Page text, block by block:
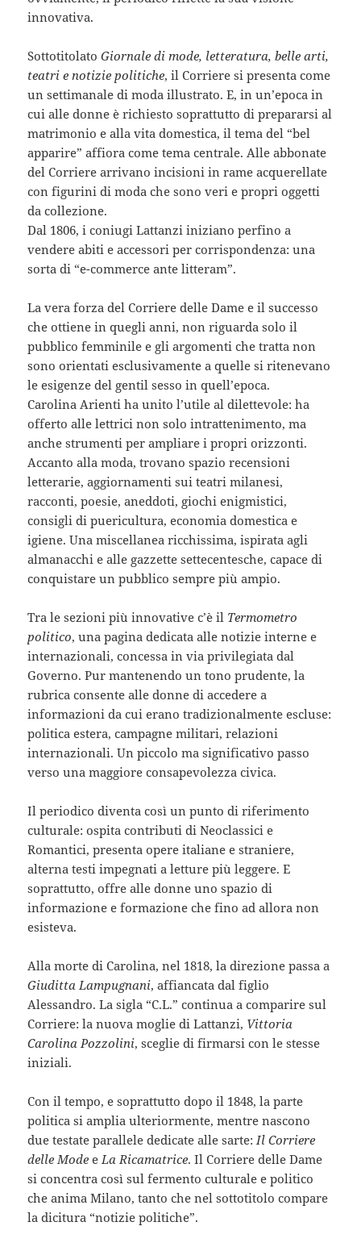
innovativa.
SottotitolatoGiornale di mode, letteratura, belle arti,
teatri e notizie politiche, il Corriere si presenta come
un settimanale di moda illustrato. E, in un’epoca in
cui alle donne è richiesto soprattutto di prepararsi al
matrimonio e alla vita domestica, il tema del “bel
apparire” affiora come tema centrale. Alle abbonate
del Corriere arrivano incisioni in rame acquerellate
con figurini di moda che sono veri e propri oggetti
da collezione.
Dal 1806, i coniugi Lattanzi iniziano perfino a
vendere abiti e accessori per corrispondenza: una
sorta di “e-commerce ante litteram”.
La vera forza del Corriere delle Dame e il successo
che ottiene in quegli anni, non riguarda solo il
pubblico femminile e gli argomenti che tratta non
sono orientati esclusivamente a quelle si ritenevano
le esigenze del gentil sesso in quell’epoca.
Carolina Arienti ha unito l’utile al dilettevole: ha
offerto alle lettrici non solo intrattenimento, ma
anche strumenti per ampliare i propri orizzonti.
Accanto alla moda, trovano spazio recensioni
letterarie, aggiornamenti sui teatri milanesi,
racconti, poesie, aneddoti, giochi enigmistici,
consigli di puericultura, economia domestica e
igiene. Una miscellanea ricchissima, ispirata agli
almanacchi e alle gazzette settecentesche, capace di
conquistare un pubblico sempre più ampio.
Tra le sezioni più innovative c’è il Termometro
politico, una pagina dedicata alle notizie interne e
internazionali, concessa in via privilegiata dal
Governo. Pur mantenendo un tono prudente, la
rubrica consente alle donne di accedere a
informazioni da cui erano tradizionalmente escluse:
politica estera, campagne militari, relazioni
internazionali. Un piccolo ma significativo passo
verso una maggiore consapevolezza civica.
Il periodico diventa così un punto di riferimento
culturale: ospita contributi di Neoclassici e
Romantici, presenta opere italiane e straniere,
alterna testi impegnati a letture più leggere. E
soprattutto, offre alle donne uno spazio di
informazione e formazione che fino ad allora non
esisteva.
Alla morte di Carolina, nel 1818, la direzione passa a
Giuditta Lampugnani, affiancata dal figlio
Alessandro. La sigla “C.L.” continua a comparire sul
Corriere: la nuova moglie di Lattanzi, Vittoria
Carolina Pozzolini, sceglie di firmarsi con le stesse
iniziali.
Con il tempo, e soprattutto dopo il 1848, la parte
politica si amplia ulteriormente, mentre nascono
due testate parallele dedicate alle sarte:Il Corriere
delle Mode eLa Ricamatrice. Il Corriere delle Dame
si concentra così sul fermento culturale e politico
che anima Milano, tanto che nel sottotitolo compare
la dicitura “notizie politiche”.